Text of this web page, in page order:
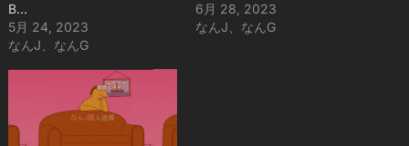
B…
5月 24, 2023
なんJ、なんG
6月 28, 2023
なんJ、なんG